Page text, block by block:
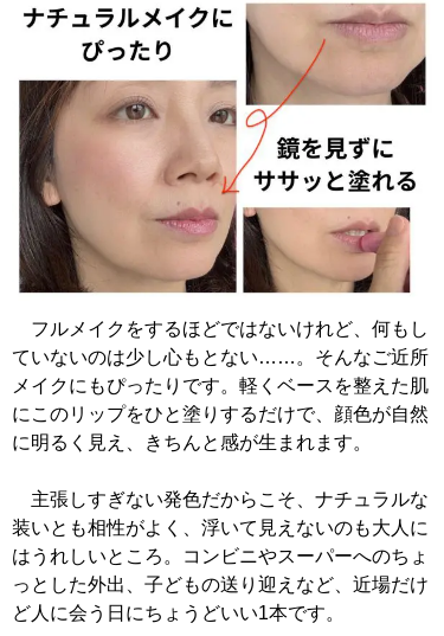
フルメイクをするほどではないけれど、何もし
ていないのは少し心もとない……。そんなご近所
メイクにもぴったりです。軽くベースを整えた肌
にこのリップをひと塗りするだけで、顔色が自然
に明るく見え、きちんと感が生まれます。
主張しすぎない発色だからこそ、ナチュラルな
装いとも相性がよく、浮いて見えないのも大人に
はうれしいところ。コンビニやスーパーへのちょ
っとした外出、子どもの送り迎えなど、近場だけ
ど人に会う日にちょうどいい1本です。